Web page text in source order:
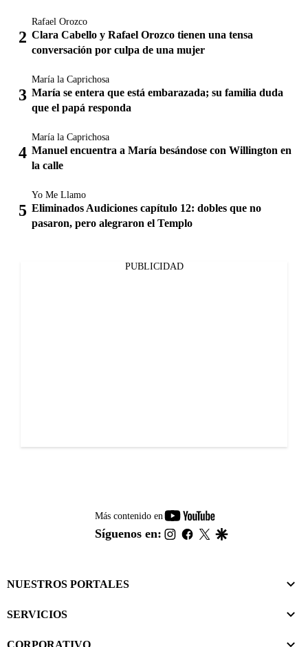
Rafael Orozco
Clara Cabello y Rafael Orozco tienen una tensa
conversación por culpa de una mujer
María la Caprichosa
María se entera que está embarazada; su familia duda
que el papá responda
María la Caprichosa
Manuel encuentra a María besándose con Willington en
la calle
Yo Me Llamo
Eliminados Audiciones capítulo 12: dobles que no
pasaron, pero alegraron el Templo
PUBLICIDAD
Más contenido en
youtube-
footer
Síguenos en: instagram
facebook
twitter
NUESTROS PORTALES
SERVICIOS
CORPORATIVO